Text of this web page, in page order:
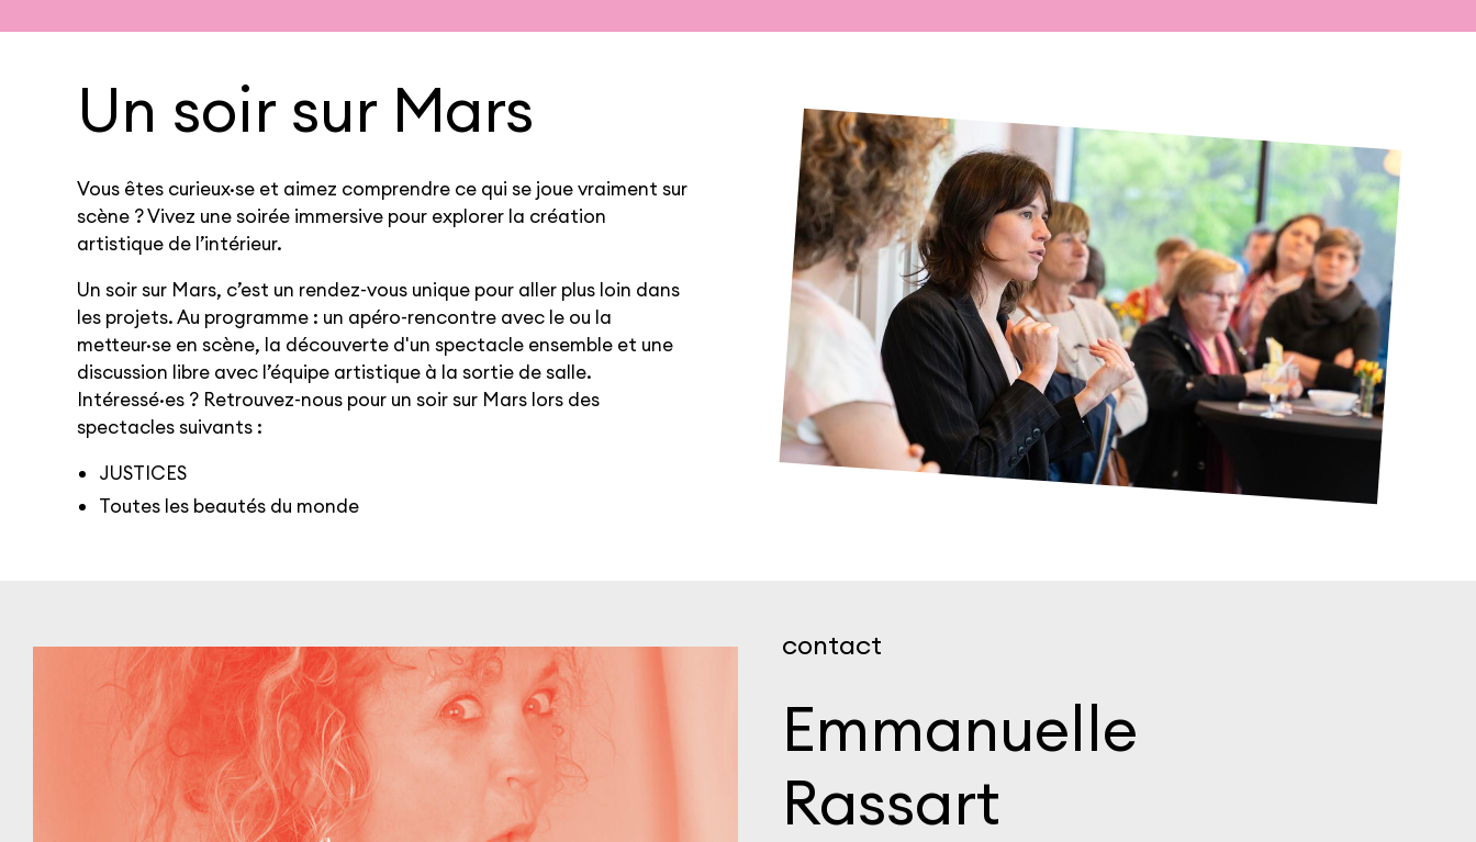
Un soir sur Mars
Vous êtes curieux·se et aimez comprendre ce qui se joue vraiment sur
scène ? Vivez une soirée immersive pour explorer la création
artistique de l’intérieur.
Un soir sur Mars, c’est un rendez-vous unique pour aller plus loin dans
les projets. Au programme : un apéro-rencontre avec le ou la
metteur·se en scène, la découverte d'un spectacle ensemble et une
discussion libre avec l’équipe artistique à la sortie de salle.
Intéressé·es ? Retrouvez-nous pour un soir sur Mars lors des
spectacles suivants :
JUSTICES
Toutes les beautés du monde
contact
Emmanuelle
Rassart